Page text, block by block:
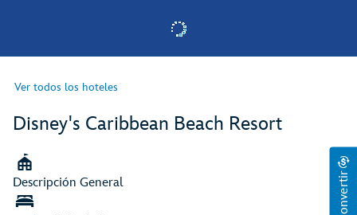
Ver todos los hoteles
Convertir
Disney's Caribbean Beach Resort
Descripción General